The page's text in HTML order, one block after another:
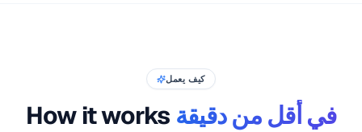
كيف يعمل
How it works في أقل من دقيقة